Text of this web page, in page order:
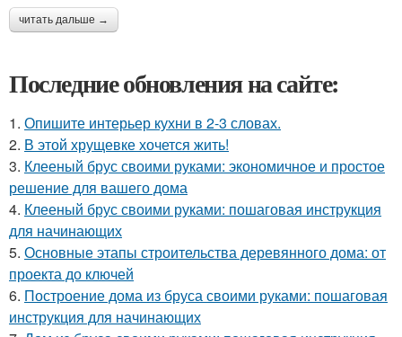
читать дальше →
Последние обновления на сайте:
1. Опишите интерьер кухни в 2-3 словах.
2. В этой хрущевке хочется жить!
3. Клееный брус своими руками: экономичное и простое
решение для вашего дома
4. Клееный брус своими руками: пошаговая инструкция
для начинающих
5. Основные этапы строительства деревянного дома: от
проекта до ключей
6. Построение дома из бруса своими руками: пошаговая
инструкция для начинающих